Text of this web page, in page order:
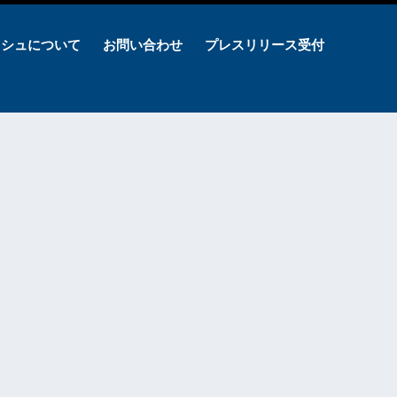
ュについて お問い合わせ プレスリリース受付